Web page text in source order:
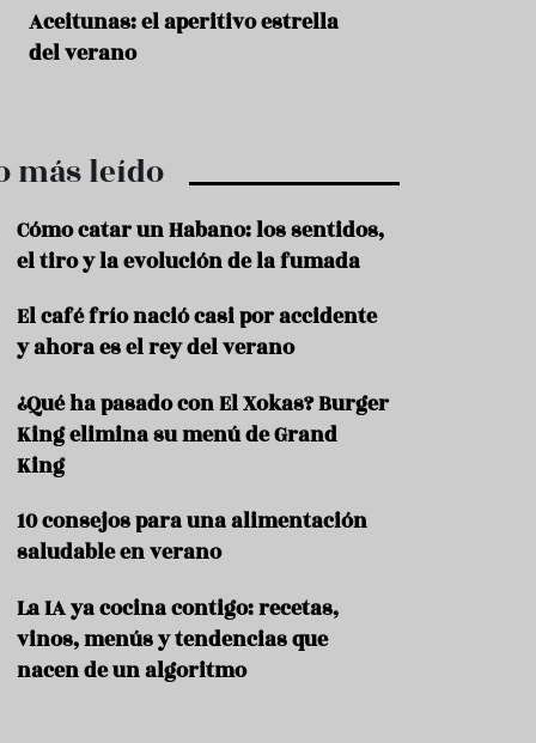
t
r
m
R
e
S
u
d
o
Aceitunas: el aperitivo estrella
del verano
más leído
Cómo catar un Habano: los sentidos,
el tiro y la evolución de la fumada
El café frío nació casi por accidente
y ahora es el rey del verano
¿Qué ha pasado con El Xokas? Burger
King elimina su menú de Grand
King
10 consejos para una alimentación
saludable en verano
La IA ya cocina contigo: recetas,
vinos, menús y tendencias que
nacen de un algoritmo